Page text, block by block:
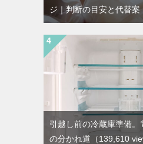
ジ｜判断の目安と代替案
引越し前の冷蔵庫準備
の分かれ道 （139,610